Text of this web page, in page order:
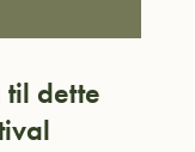
til dette